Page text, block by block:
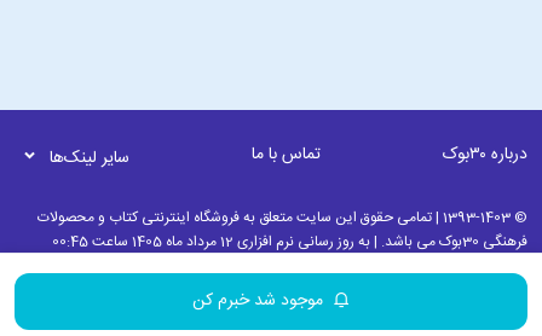
موجود شد خبرم کن
درباره ۳۰بوک تماس با ما سایر لینک‌ها
© 1393-1403 | تمامی حقوق این سایت متعلق به فروشگاه اینترنتی کتاب و محصولات
فرهنگی 30بوک می باشد. | به روز رسانی نرم افزاری 12 مرداد ماه 1405 ساعت 00:45